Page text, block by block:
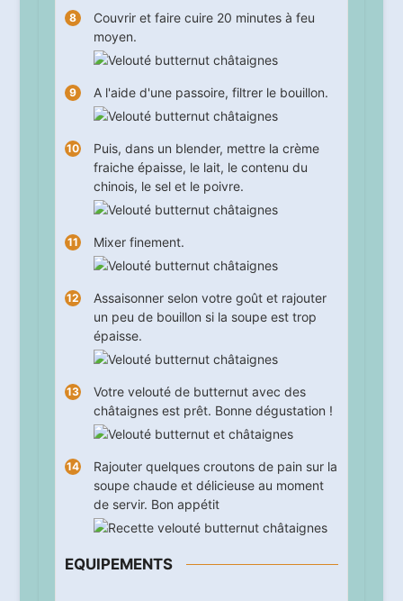
Couvrir et faire cuire 20 minutes à feu
moyen.
A l'aide d'une passoire, filtrer le bouillon.
Puis, dans un blender, mettre la crème
fraiche épaisse, le lait, le contenu du
chinois, le sel et le poivre.
Mixer finement.
Assaisonner selon votre goût et rajouter
un peu de bouillon si la soupe est trop
épaisse.
Votre velouté de butternut avec des
châtaignes est prêt. Bonne dégustation !
Rajouter quelques croutons de pain sur la
soupe chaude et délicieuse au moment
de servir. Bon appétit
EQUIPEMENTS